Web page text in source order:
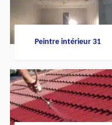
Peintre intérieur 31